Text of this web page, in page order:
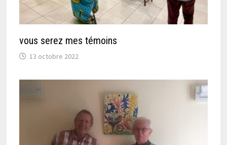
vous serez mes témoins
13 octobre 2022